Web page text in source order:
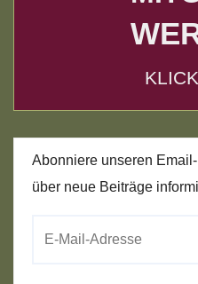
Abonniere unseren
über neue Beiträge